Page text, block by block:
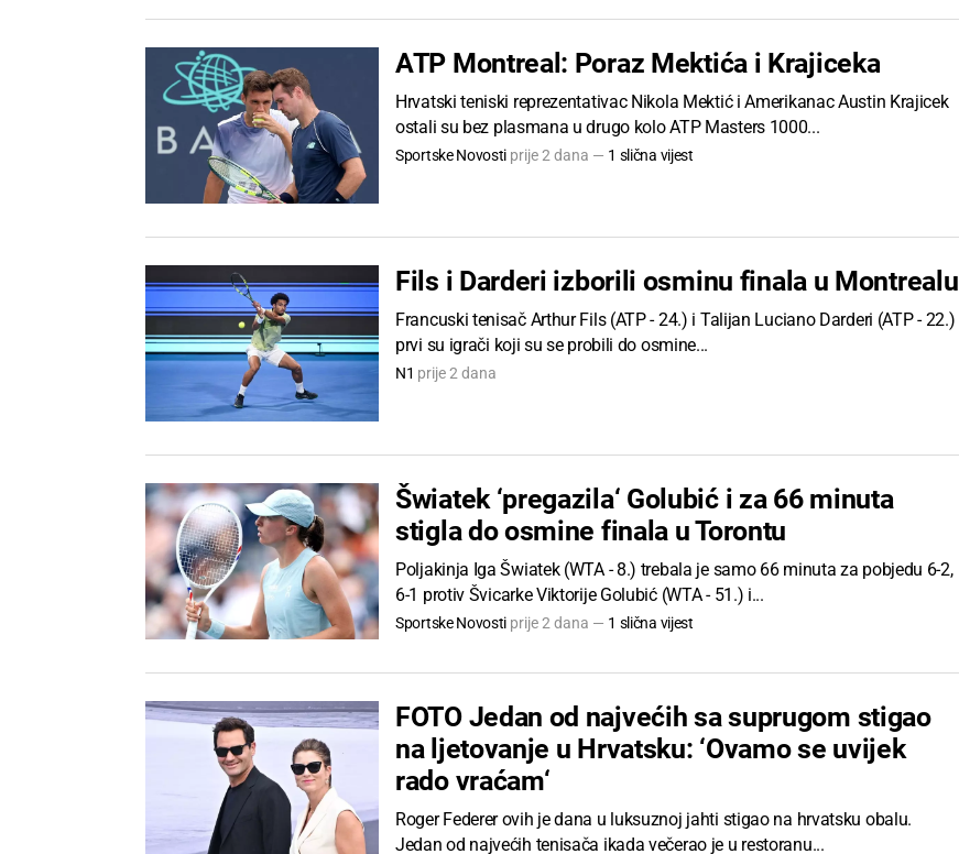
ATP Montreal: Poraz Mektića i Krajiceka
Hrvatski teniski reprezentativac Nikola Mektić i Amerikanac Austin Krajicek
ostali su bez plasmana u drugo kolo ATP Masters 1000...
Sportske Novosti prije 2 dana — 1 slična vijest
Fils i Darderi izborili osminu finala u Montrealu
Francuski tenisač Arthur Fils (ATP - 24.) i Talijan Luciano Darderi (ATP - 22.)
prvi su igrači koji su se probili do osmine...
N1 prije 2 dana
Šwiatek ‘pregazila‘ Golubić i za 66 minuta
stigla do osmine finala u Torontu
Poljakinja Iga Šwiatek (WTA - 8.) trebala je samo 66 minuta za pobjedu 6-2,
6-1 protiv Švicarke Viktorije Golubić (WTA - 51.) i...
Sportske Novosti prije 2 dana — 1 slična vijest
FOTO Jedan od najvećih sa suprugom stigao
na ljetovanje u Hrvatsku: ‘Ovamo se uvijek
rado vraćam‘
Roger Federer ovih je dana u luksuznoj jahti stigao na hrvatsku obalu.
Jedan od najvećih tenisača ikada večerao je u restoranu...